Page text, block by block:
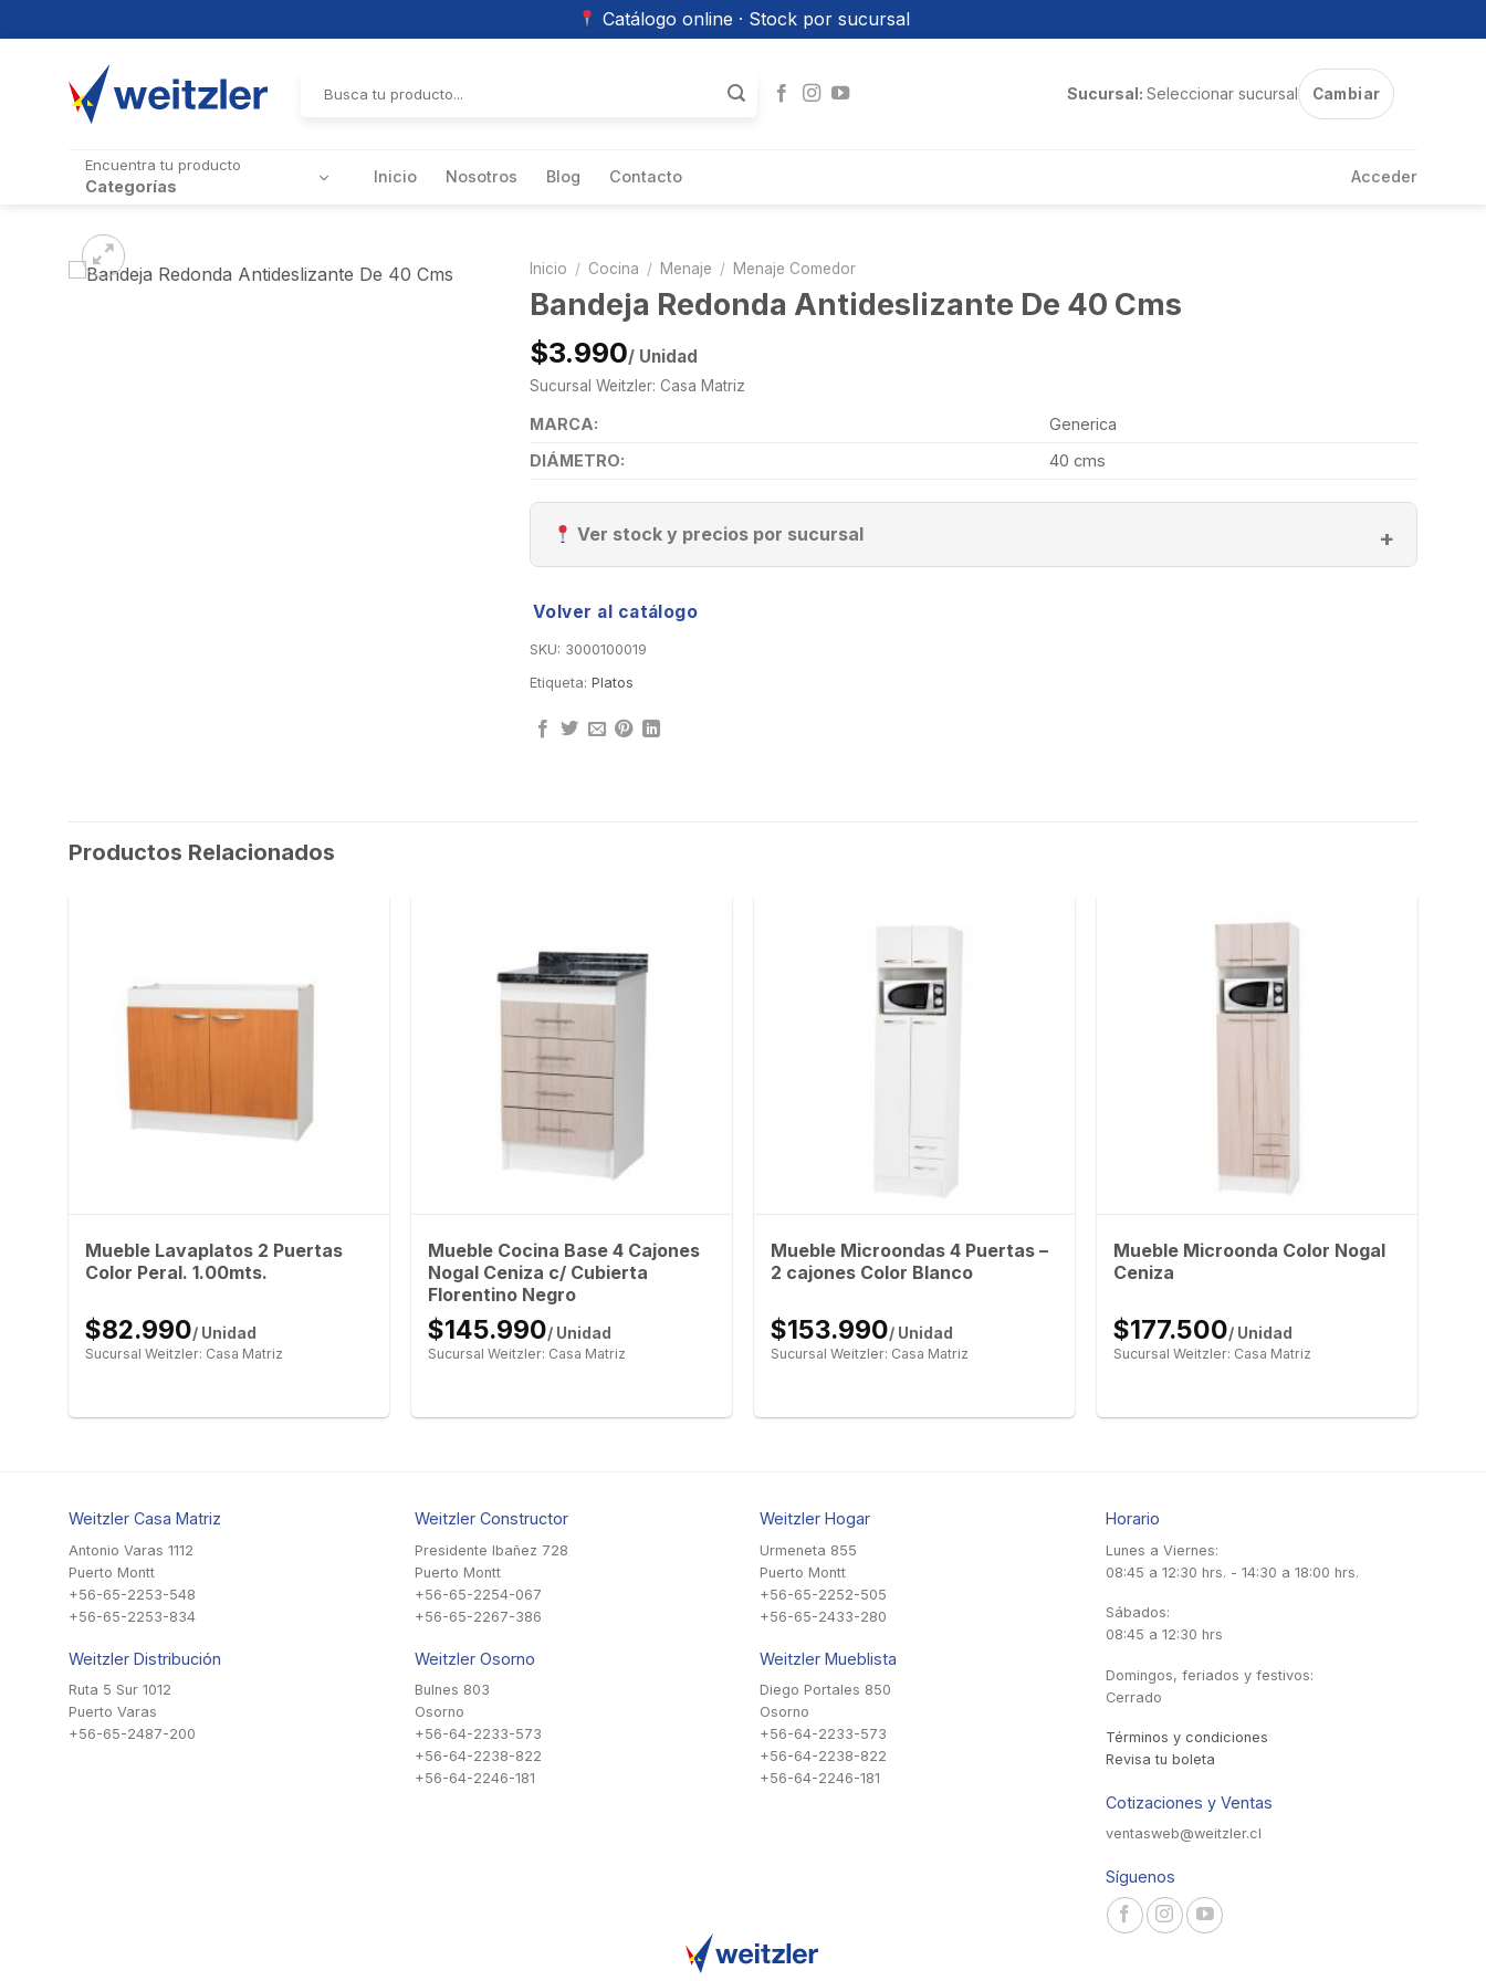
Catálogo online · Stock por sucursal
por:
Sucursal: Seleccionar sucursal Cambiar
Encuentra tu producto
Categorías Inicio Nosotros Blog Contacto Acceder
Inicio / Cocina / Menaje / Menaje Comedor
Bandeja Redonda Antideslizante De 40 Cms
$3.990/ Unidad
Sucursal Weitzler: Casa Matriz
MARCA:
Generica
DIÁMETRO:
40 cms
Ver stock y precios por sucursal
Volver al catálogo
SKU: 3000100019
Etiqueta: Platos
Productos Relacionados
Mueble Lavaplatos 2 Puertas
Color Peral. 1.00mts.
$82.990/ Unidad
Sucursal Weitzler: Casa Matriz
Mueble Cocina Base 4 Cajones
Nogal Ceniza c/ Cubierta
Florentino Negro
$145.990/ Unidad
Sucursal Weitzler: Casa Matriz
Mueble Microondas 4 Puertas –
2 cajones Color Blanco
$153.990/ Unidad
Sucursal Weitzler: Casa Matriz
Mueble Microonda Color Nogal
Ceniza
$177.500/ Unidad
Sucursal Weitzler: Casa Matriz
Weitzler Casa Matriz
Antonio Varas 1112
Puerto Montt
+56-65-2253-548
+56-65-2253-834
Weitzler Distribución
Ruta 5 Sur 1012
Puerto Varas
+56-65-2487-200
Weitzler Constructor
Presidente Ibañez 728
Puerto Montt
+56-65-2254-067
+56-65-2267-386
Weitzler Osorno
Bulnes 803
Osorno
+56-64-2233-573
+56-64-2238-822
+56-64-2246-181
Weitzler Hogar
Urmeneta 855
Puerto Montt
+56-65-2252-505
+56-65-2433-280
Weitzler Mueblista
Diego Portales 850
Osorno
+56-64-2233-573
+56-64-2238-822
+56-64-2246-181
Horario
Lunes a Viernes:
08:45 a 12:30 hrs. - 14:30 a 18:00 hrs.
Sábados:
08:45 a 12:30 hrs
Domingos, feriados y festivos:
Cerrado
Términos y condiciones
Revisa tu boleta
Cotizaciones y Ventas
ventasweb@weitzler.cl
Síguenos